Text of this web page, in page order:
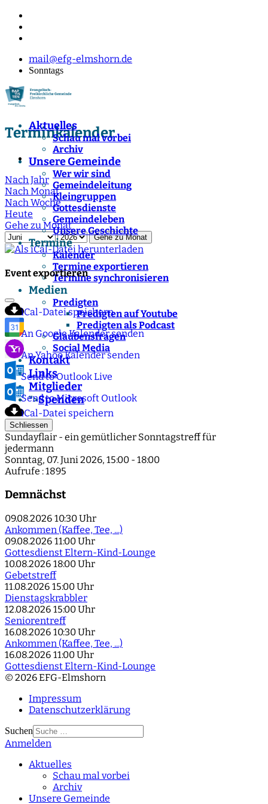
mail@efg-elmshorn.de
Sonntags
Aktuelles
Schau mal vorbei
Archiv
Unsere Gemeinde
Wer wir sind
Gemeindeleitung
Kleingruppen
Gottesdienste
Gemeindeleben
Unsere Geschichte
Termine
Kalender
Termine exportieren
Termine synchronisieren
Medien
Predigten
Predigten auf Youtube
Predigten als Podcast
Glaubensfragen
Social Media
Kontakt
Links
Mitglieder
">Spenden
Terminkalender
Nach Jahr
Nach Monat
Nach Woche
Heute
Gehe zu Monat
Gehe zu Monat
Event exportieren
iCal-Datei speichern
An Google Kalender senden
An Yahoo Kalender senden
Send to Outlook Live
Send to Microsoft Outlook
iCal-Datei speichern
Schliessen
Sundayflair - ein gemütlicher Sonntagstreff für
jedermann
Sonntag, 07. Juni 2026, 15:00 - 18:00
Aufrufe : 1895
Demnächst
09.08.2026 10:30 Uhr
Ankommen (Kaffee, Tee, ...)
09.08.2026 11:00 Uhr
Gottesdienst Eltern-Kind-Lounge
10.08.2026 18:00 Uhr
Gebetstreff
11.08.2026 15:00 Uhr
Dienstagskrabbler
12.08.2026 15:00 Uhr
Seniorentreff
16.08.2026 10:30 Uhr
Ankommen (Kaffee, Tee, ...)
16.08.2026 11:00 Uhr
Gottesdienst Eltern-Kind-Lounge
© 2026 EFG-Elmshorn
Impressum
Datenschutzerklärung
Suchen
Type 2 or more
Anmelden
Aktuelles
Schau mal vorbei
Archiv
Unsere Gemeinde